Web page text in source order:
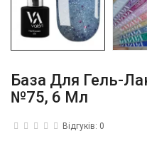
База Для Гель-
№75, 6 Мл
Відгуків: 0